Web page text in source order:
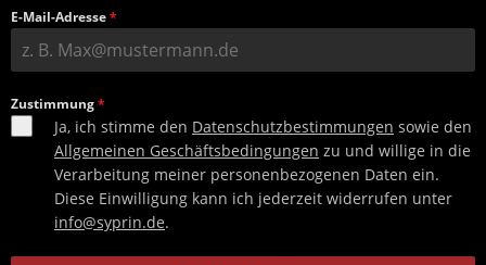
E-Mail-Adresse*
Zustimmung*
Ja, ich stimme den Datenschutzbestimmungen sowie den
Allgemeinen Geschäftsbedingungen zu und willige in die
Verarbeitung meiner personenbezogenen Daten ein.
Diese Einwilligung kann ich jederzeit widerrufen unter
info@syprin.de.